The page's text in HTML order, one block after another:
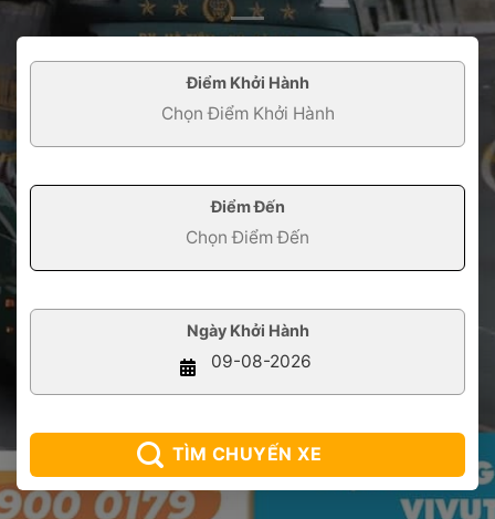
Điểm Khởi Hành
Điểm Đến
Ngày Khởi Hành
TÌM CHUYẾN XE